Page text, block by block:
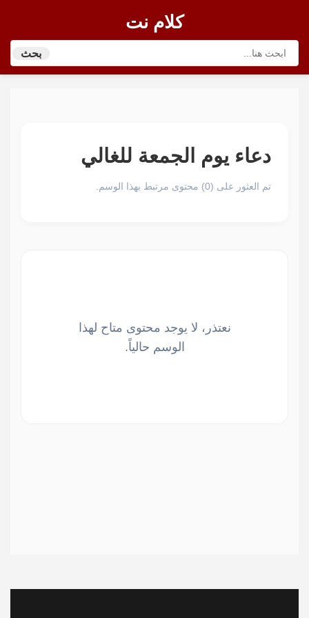
كلام نت
بحث
دعاء يوم الجمعة للغالي
تم العثور على (0) محتوى مرتبط بهذا الوسم.
نعتذر، لا يوجد محتوى متاح لهذا
الوسم حالياً.